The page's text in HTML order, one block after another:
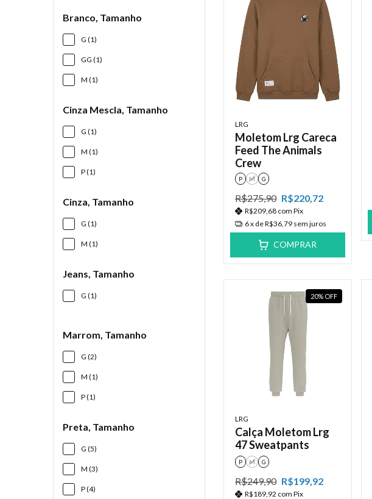
Branco, Tamanho
G (1)
GG (1)
M (1)
Cinza Mescla, Tamanho
G (1)
M (1)
P (1)
Cinza, Tamanho
G (1)
M (1)
Jeans, Tamanho
G (1)
Marrom, Tamanho
G (2)
M (1)
P (1)
Preta, Tamanho
G (5)
M (3)
P (4)
LRG
Moletom Lrg Careca
Feed The Animals
Crew
P M G
R$275,90 R$220,72
R$209,68 com Pix
6x deR$36,79 sem juros
COMPRAR
20% OFF
LRG
Calça Moletom Lrg
47 Sweatpants
P M G
R$249,90 R$199,92
R$189,92 com Pix